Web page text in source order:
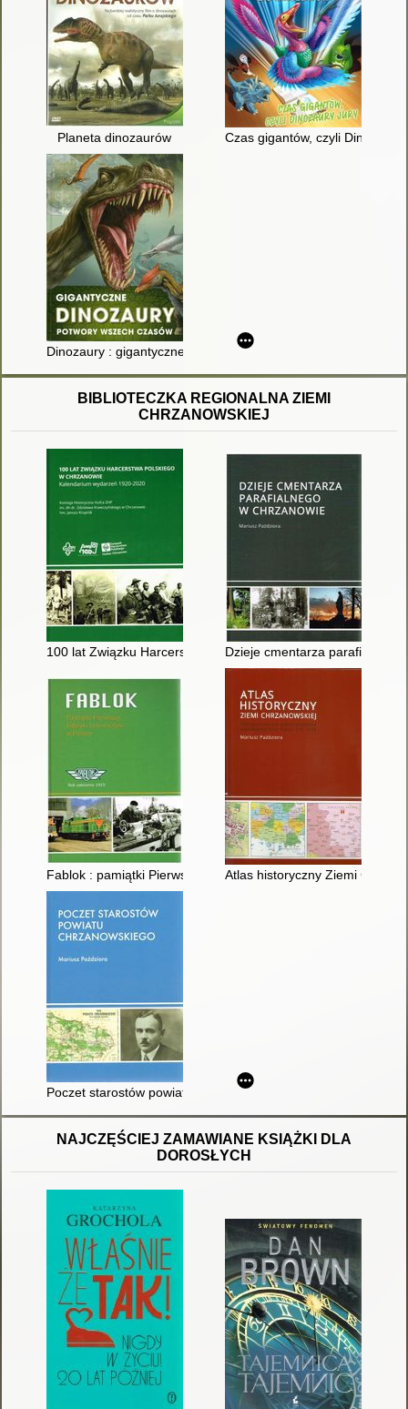
Planeta dinozaurów Czas gigantów, czyli Dinozaury
Dinozaury : gigantyczne potwory wszech czasów
BIBLIOTECZKA REGIONALNA ZIEMI
CHRZANOWSKIEJ
100 lat Związku Harcerstwa Polskiego w Chrzanowie :
Dzieje cmentarza parafialnego
Fablok : pamiątki Pierwszej Fabryki Lokomotyw w Polsce
Atlas historyczny Ziemi
Poczet starostów powiatu chrzanowskiego
NAJCZĘŚCIEJ ZAMAWIANE KSIĄŻKI DLA
DOROSŁYCH